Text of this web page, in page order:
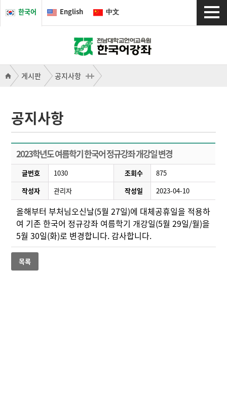
한국어 English 中文
게시판 공지사항
공지사항
2023학년도 여름학기 한국어 정규강좌 개강일 변경
글번호 1030 조회수
875
작성자
관리자 작성일 2023-04-10
올해부터 부처님오신날(5월 27일)에 대체공휴일을 적용하
여 기존 한국어 정규강좌 여름학기 개강일(5월 29일/월)을
5월 30일(화)로 변경합니다. 감사합니다.
목록